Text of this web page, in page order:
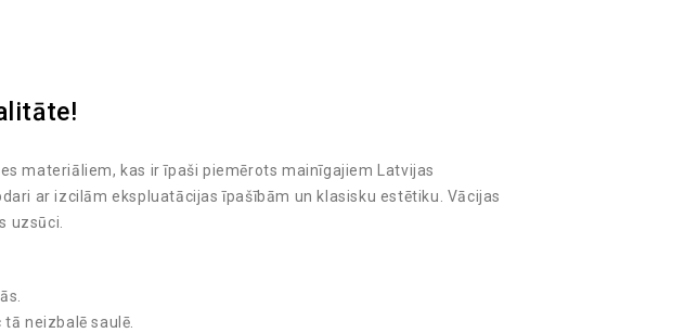
materiāliem, kas ir īpaši piemērots mainīgajiem Latvijas
ar izcilām ekspluatācijas īpašībām un klasisku estētiku. Vācijas
uzsūci.
neizbalē saulē.